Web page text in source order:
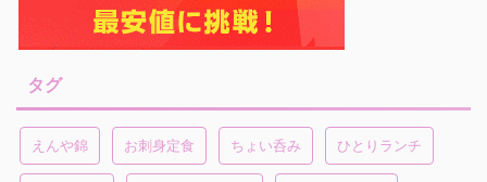
タグ
えんや錦 お刺身定食 ちょい呑み ひとりランチ